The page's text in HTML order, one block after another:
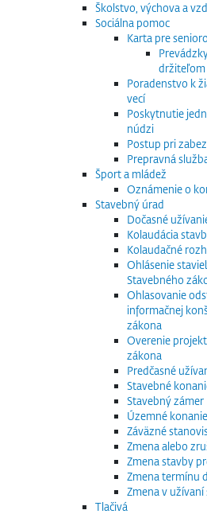
Školstvo, výchova a
Sociálna pomoc
Karta pre
držiteľom
Poradenstvo k
vecí
Poskytnutie
núdzi
Postup pri
Prepravná
Šport a mládež
Oznámenie o
Stavebný úrad
Dočasné
Kolaudácia
Kolaudačné
Ohlásenie
Stavebného
Ohlasovanie
informačnej
zákona
Overenie
zákona
Predčasné
Stavebné
Stavebný zámer
Územné konanie
Záväzné
Zmena alebo
Zmena stavby
Zmena termínu
Zmena v
Tlačivá